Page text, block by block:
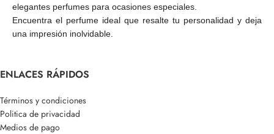
elegantes perfumes para ocasiones especiales.
Encuentra el perfume ideal que resalte tu personalidad y deja
una impresión inolvidable.
ENLACES RÁPIDOS
Términos y condiciones
Politica de privacidad
Medios de pago